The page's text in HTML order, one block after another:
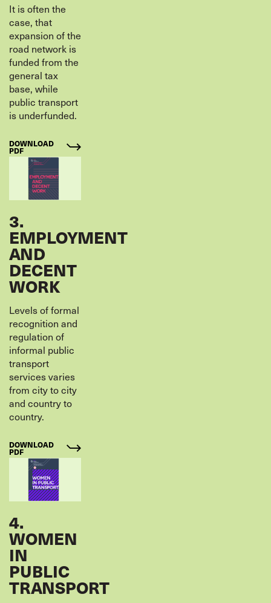
It is often the
case, that
expansion of the
road network is
funded from the
general tax
base, while
public transport
is underfunded.
DOWNLOAD
PDF
3.
EMPLOYMENT
AND
DECENT
WORK
Levels of formal
recognition and
regulation of
informal public
transport
services varies
from city to city
and country to
country.
DOWNLOAD
PDF
4.
WOMEN
IN
PUBLIC
TRANSPORT